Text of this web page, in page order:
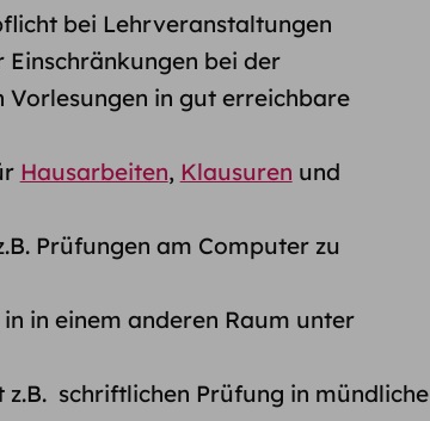
bei Lehrveranstaltungen
bei der
in gut erreichbare
Hausarbeiten, Klausuren und
Prüfungen am Computer zu
in einem anderen Raum unter
schriftlichen Prüfung in mündliche